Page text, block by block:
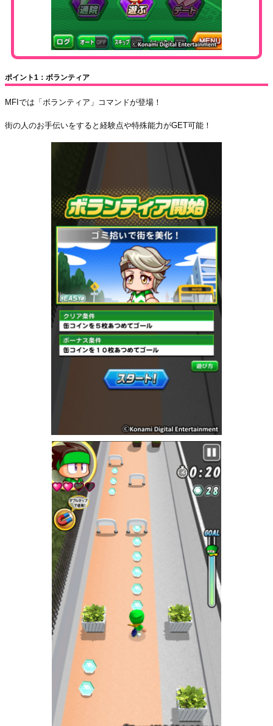
ポイント1：ボランティア
MFIでは「ボランティア」コマンドが登場！
街の人のお手伝いをすると経験点や特殊能力がGET可能！